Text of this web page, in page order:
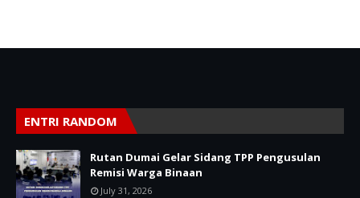
ENTRI RANDOM
Rutan Dumai Gelar Sidang TPP Pengusulan
Remisi Warga Binaan
July 31, 2026